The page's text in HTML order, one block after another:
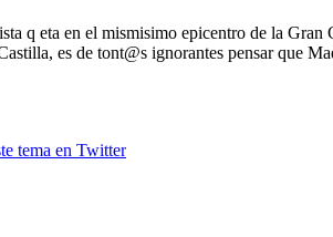
q eta en el mismisimo epicentro de la Gran
es de tont@s ignorantes pensar que